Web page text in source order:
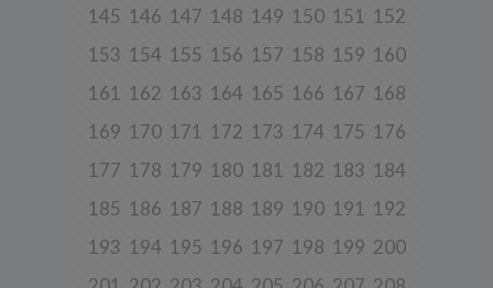
145 146 147 148 149 150 151
152
153 154 155 156 157 158 159 160
161
162 163 164 165 166 167 168
169 170 171 172 173 174 175 176
177 178 179 180 181 182 183 184
185 186 187 188 189 190 191
192
193 194 195 196 197 198 199 200
b) pisemnie na adres siedziby Spółki.
3. Zakres przetwarzanych danych
Spółka przetwarza dane, które użytkownicy podają lub
udostępniają w historii przeglądania stron i aplikacji w ramach
korzystania z naszych usług (wraz ze zautomatyzowaną analizą
aktywności użytkownika na stronie).
Spółka przetwarza również dane, które użytkownik podaje w celu
nazwisko, adres e-mail.
4. Cel i podstawa przetwarzania danych